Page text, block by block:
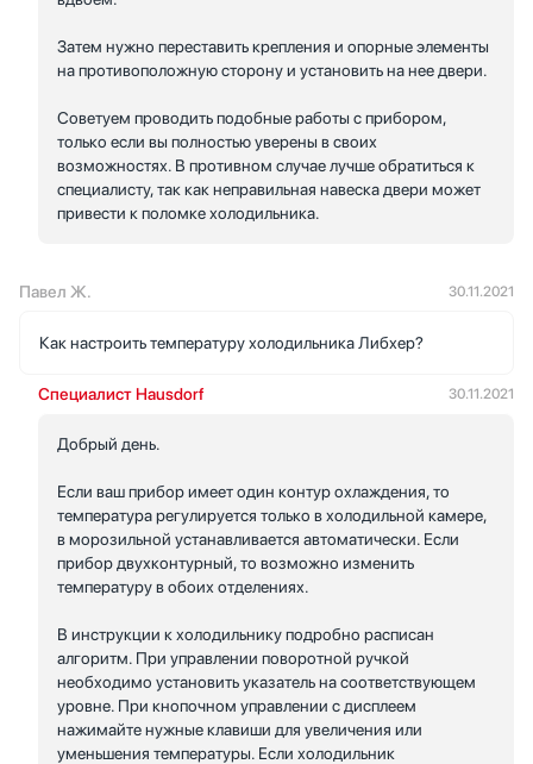
Затем нужно переставить крепления и опорные элементы
на противоположную сторону и установить на нее двери.
Советуем проводить подобные работы с прибором,
только если вы полностью уверены в своих
возможностях. В противном случае лучше обратиться к
специалисту, так как неправильная навеска двери может
привести к поломке холодильника.
Павел Ж. 30.11.2021
Как настроить температуру холодильника Либхер?
Специалист Hausdorf 30.11.2021
Добрый день.
Если ваш прибор имеет один контур охлаждения, то
температура регулируется только в холодильной камере,
в морозильной устанавливается автоматически. Если
прибор двухконтурный, то возможно изменить
температуру в обоих отделениях.
В инструкции к холодильнику подробно расписан
алгоритм. При управлении поворотной ручкой
необходимо установить указатель на соответствующем
уровне. При кнопочном управлении с дисплеем
нажимайте нужные клавиши для увеличения или
уменьшения температуры. Если холодильник